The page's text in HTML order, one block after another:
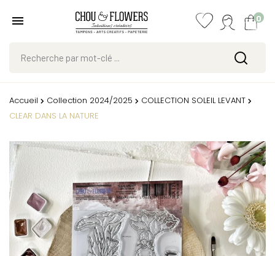
0
Accueil Collection 2024/2025
COLLECTION SOLEIL LEVANT
CLEAR DANS LA NATURE